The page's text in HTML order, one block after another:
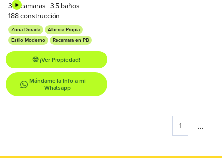
3 recamaras | 3.5 baños
188construcción
Zona Dorada
Alberca Propia
Estilo Moderno
Recamara en PB
🤓 ¡Ver Propiedad!
Mándame la Info a mi
Whatsapp
1 ...